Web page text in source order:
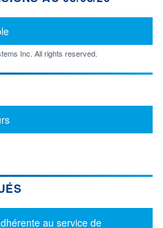
Inc. All rights reserved.
au service de